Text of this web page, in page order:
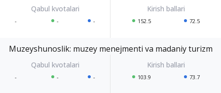
- - - 152.5 72.5
Muzeyshunoslik: muzey menejmenti va madaniy turizm
- - - 103.9 73.7